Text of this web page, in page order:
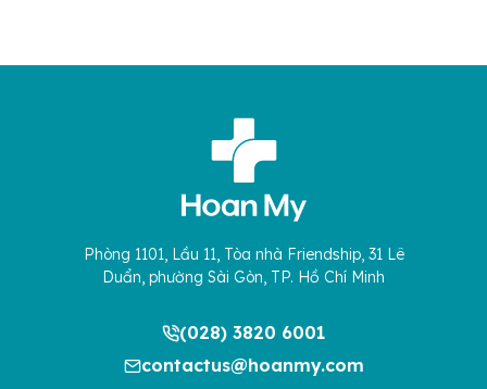
Phòng 1101, Lầu 11, Tòa nhà Friendship, 31 Lê
Duẩn, phường Sài Gòn, TP. Hồ Chí Minh
(028) 3820 6001
contactus@hoanmy.com